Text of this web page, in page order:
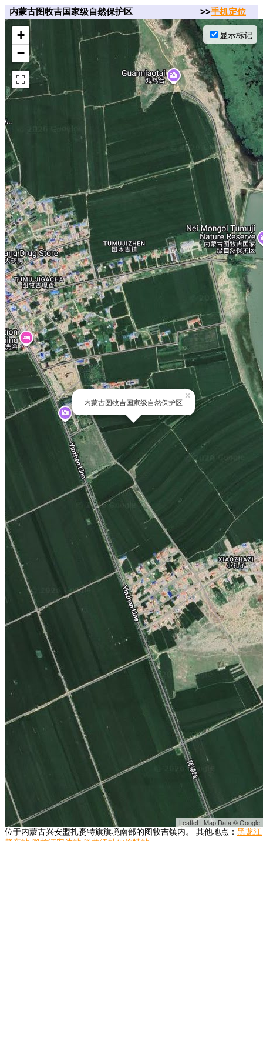
内蒙古图牧吉国家级自然保护区 >>手机定位
内蒙古图牧吉国家级自然保护区
×
+
−
显示标记
Leaflet | Map Data © Google
位于内蒙古兴安盟扎赉特旗旗境南部的图牧吉镇内。 其他地点： 黑龙江
肇东站 黑龙江安达站 黑龙江杜尔伯特站